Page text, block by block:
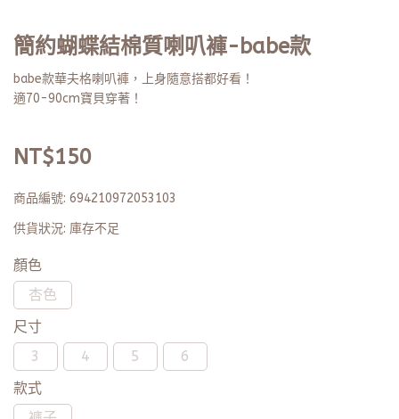
簡約蝴蝶結棉質喇叭褲-babe款
babe款華夫格喇叭褲，上身隨意搭都好看！
適70-90cm寶貝穿著！
NT$150
商品編號: 694210972053103
供貨狀況: 庫存不足
顏色
杏色
尺寸
3
4 5
6
款式